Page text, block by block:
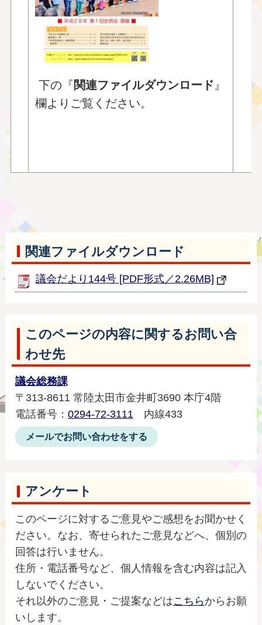
下の『 関連ファイルダウンロード』
欄よりご覧ください。
〇
〇
関連ファイルダウンロード
議会だより144号 [PDF形式／2.26MB]
このページの内容に関するお問い合
わせ先
議会総務課
〒313-8611 常陸太田市金井町3690 本庁4階
電話番号： 0294-72-3111内線433
メールでお問い合わせをする
アンケート
このページに対するご意見やご感想をお聞かせく
ださい。なお、寄せられたご意見などへ、個別の
回答は行いません。
住所・電話番号など、個人情報を含む内容は記入
しないでください。
それ以外のご意見・ご提案などはこちらからお願
いします。